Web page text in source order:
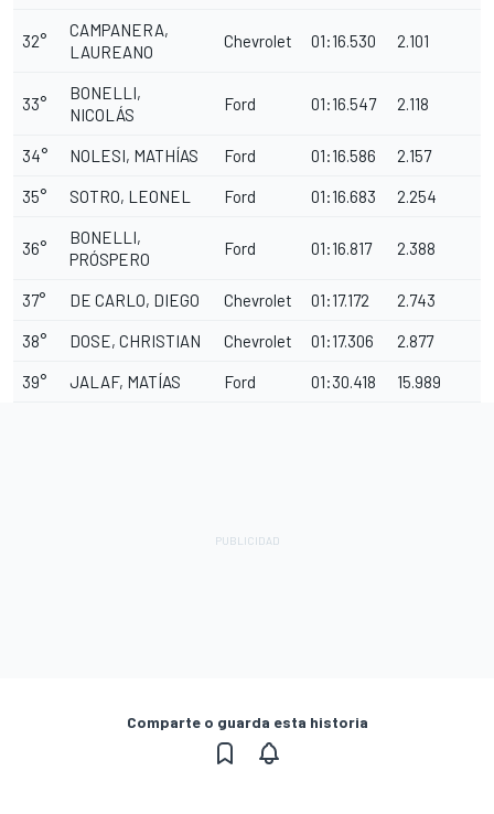
32°
CAMPANERA,
LAUREANO
Chevrolet 01:16.530 2.101
33°
BONELLI,
NICOLÁS
Ford 01:16.547 2.118
34° NOLESI, MATHÍAS Ford 01:16.586 2.157
35° SOTRO, LEONEL Ford 01:16.683 2.254
36°
BONELLI,
PRÓSPERO
Ford 01:16.817 2.388
37° DE CARLO, DIEGO Chevrolet 01:17.172 2.743
38° DOSE, CHRISTIAN Chevrolet 01:17.306 2.877
39° JALAF, MATÍAS Ford 01:30.418 15.989
Comparte o guarda esta historia